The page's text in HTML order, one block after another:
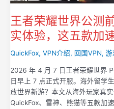
王者荣耀世界公测
实体验，这五款加
QuickFox,VPN介绍, 回国VPN,游
2026 年 4 月 7 日王者荣耀世界
日早上 7 点正式开服。海外留学
放世界新游？本文从海外玩家真
QuickFox、雷神、熊猫等五款加